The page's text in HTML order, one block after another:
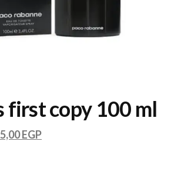
first copy 100 ml
EGP